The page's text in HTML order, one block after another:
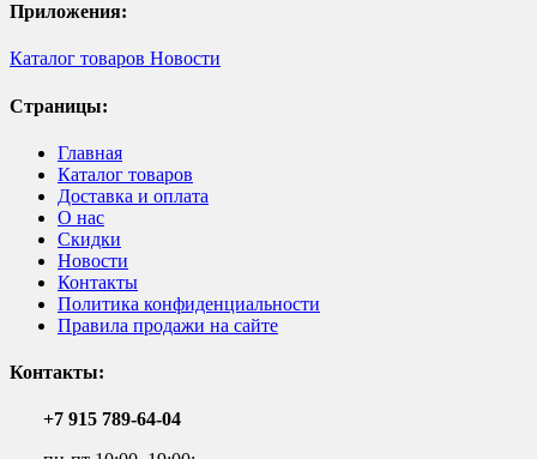
Приложения:
Каталог товаров Новости
Страницы:
Главная
Каталог товаров
Доставка и оплата
О нас
Скидки
Новости
Контакты
Политика конфиденциальности
Правила продажи на сайте
Контакты:
+7 915 789-64-04